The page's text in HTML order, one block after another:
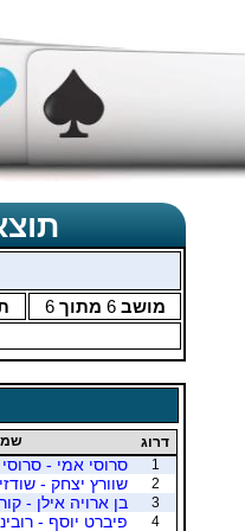
מושב6 מתוך6
דרוג
1
סרוסי אמי -
2
שוורץ יצחק -
3
בן ארויה אילן -
4
פיברט יוסף -